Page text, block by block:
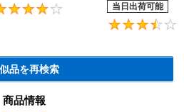
4
当日出荷可能
品を再検索
商品情報